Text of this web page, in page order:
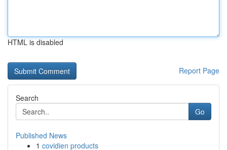
HTML is disabled
Report Page
Search
Go
Published News
1 covidien products